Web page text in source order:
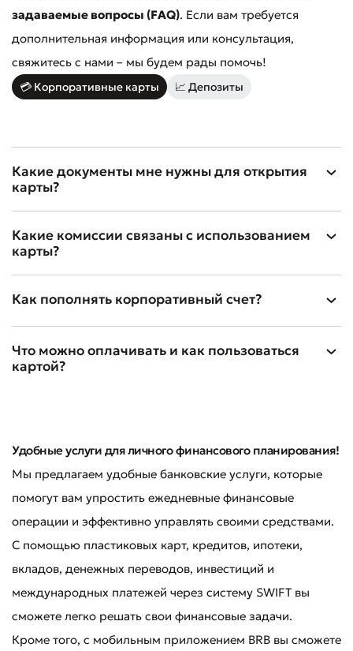
Оцените качество обслуживания
задаваемые вопросы (FAQ). Если вам требуется
дополнительная информация или консультация,
свяжитесь с нами – мы будем рады помочь!
💳 Корпоративные карты 📈 Депозиты
Какие документы мне нужны для открытия
карты?
Какие комиссии связаны с использованием
карты?
Как пополнять корпоративный счет?
Что можно оплачивать и как пользоваться
картой?
Удобные услуги для личного финансового планирования!
Мы предлагаем удобные банковские услуги, которые
помогут вам упростить ежедневные финансовые
операции и эффективно управлять своими средствами.
С помощью пластиковых карт, кредитов, ипотеки,
вкладов, денежных переводов, инвестиций и
международных платежей через систему SWIFT вы
сможете легко решать свои финансовые задачи.
Кроме того, с мобильным приложением BRB вы сможете